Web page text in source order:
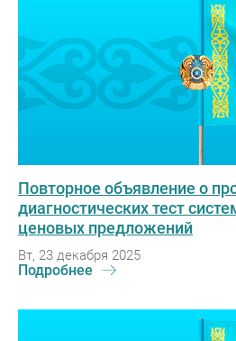
Повторное объявление о
диагностических тест
ценовых предложений
Вт, 23 декабря 2025
Подробнее